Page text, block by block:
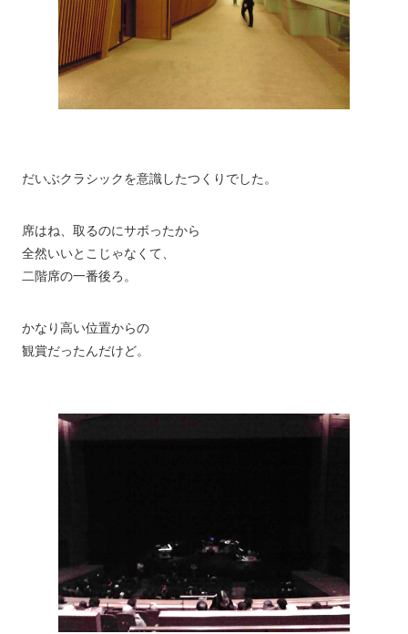
だいぶクラシックを意識したつくりでした。
席はね、取るのにサボったから
全然いいとこじゃなくて、
二階席の一番後ろ。
かなり高い位置からの
観賞だったんだけど。